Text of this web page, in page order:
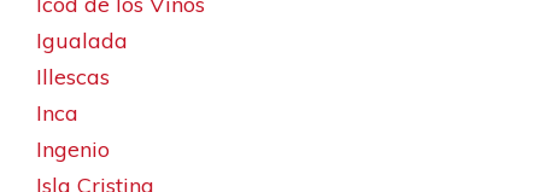
Igualada
Illescas
Inca
Ingenio
Isla Cristina